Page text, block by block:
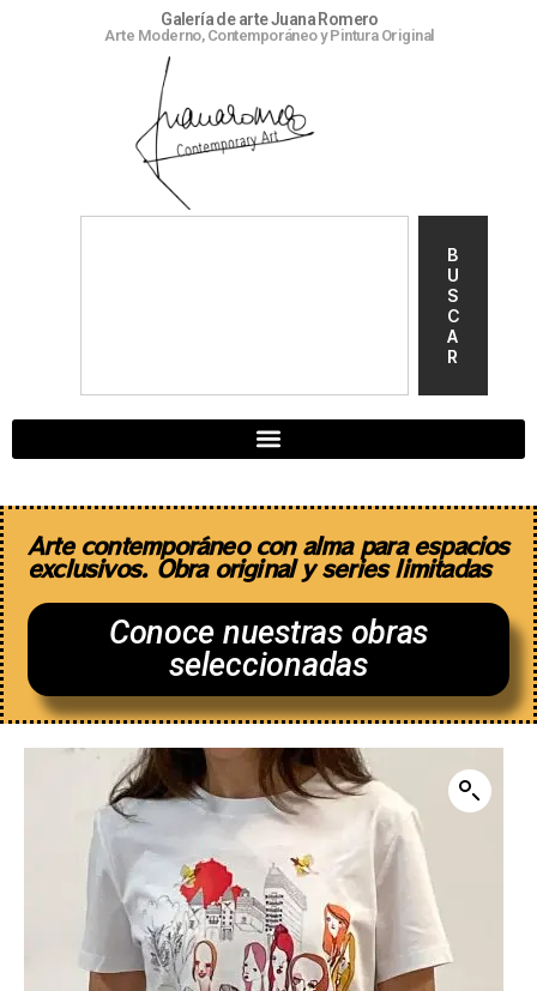
Galería de arte Juana Romero
Arte Moderno, Contemporáneo y Pintura Original
B
U
S
C
A
R
Arte contemporáneo con alma para espacios
exclusivos. Obra original y series limitadas
Conoce nuestras obras
seleccionadas